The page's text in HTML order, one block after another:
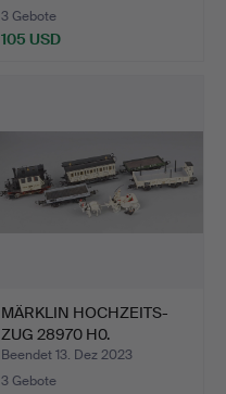
3 Gebote
105 USD
MÄRKLIN HOCHZEITS-
ZUG 28970 H0.
Beendet 13. Dez 2023
3 Gebote